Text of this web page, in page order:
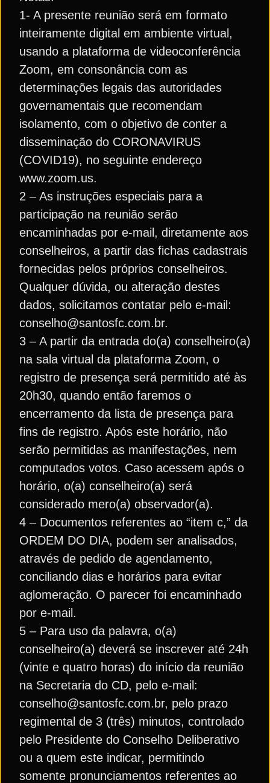
1- A presente reunião será em formato
inteiramente digital em ambiente virtual,
usando a plataforma de videoconferência
Zoom, em consonância com as
determinações legais das autoridades
governamentais que recomendam
isolamento, com o objetivo de conter a
disseminação do CORONAVIRUS
(COVID19), no seguinte endereço
www.zoom.us.
2 – As instruções especiais para a
participação na reunião serão
encaminhadas por e-mail, diretamente aos
conselheiros, a partir das fichas cadastrais
fornecidas pelos próprios conselheiros.
Qualquer dúvida, ou alteração destes
dados, solicitamos contatar pelo e-mail:
conselho@santosfc.com.br.
3 – A partir da entrada do(a) conselheiro(a)
na sala virtual da plataforma Zoom, o
registro de presença será permitido até às
20h30, quando então faremos o
encerramento da lista de presença para
fins de registro. Após este horário, não
serão permitidas as manifestações, nem
computados votos. Caso acessem após o
horário, o(a) conselheiro(a) será
considerado mero(a) observador(a).
4 – Documentos referentes ao “item c,” da
ORDEM DO DIA, podem ser analisados,
através de pedido de agendamento,
conciliando dias e horários para evitar
aglomeração. O parecer foi encaminhado
por e-mail.
5 – Para uso da palavra, o(a)
conselheiro(a) deverá se inscrever até 24h
(vinte e quatro horas) do início da reunião
na Secretaria do CD, pelo e-mail:
conselho@santosfc.com.br, pelo prazo
regimental de 3 (três) minutos, controlado
pelo Presidente do Conselho Deliberativo
ou a quem este indicar, permitindo
somente pronunciamentos referentes ao